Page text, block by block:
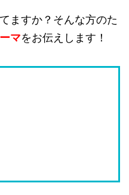
ますか？そんな方のた
マをお伝えします！